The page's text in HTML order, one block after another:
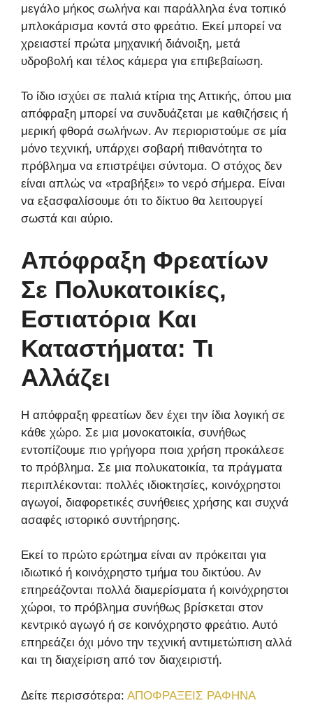
μεγάλο μήκος σωλήνα και παράλληλα ένα τοπικό
μπλοκάρισμα κοντά στο φρεάτιο. Εκεί μπορεί να
χρειαστεί πρώτα μηχανική διάνοιξη, μετά
υδροβολή και τέλος κάμερα για επιβεβαίωση.
Το ίδιο ισχύει σε παλιά κτίρια της Αττικής, όπου μια
απόφραξη μπορεί να συνδυάζεται με καθιζήσεις ή
μερική φθορά σωλήνων. Αν περιοριστούμε σε μία
μόνο τεχνική, υπάρχει σοβαρή πιθανότητα το
πρόβλημα να επιστρέψει σύντομα. Ο στόχος δεν
είναι απλώς να «τραβήξει» το νερό σήμερα. Είναι
να εξασφαλίσουμε ότι το δίκτυο θα λειτουργεί
σωστά και αύριο.
Απόφραξη Φρεατίων
Σε Πολυκατοικίες,
Εστιατόρια Και
Καταστήματα: Τι
Αλλάζει
Η απόφραξη φρεατίων δεν έχει την ίδια λογική σε
κάθε χώρο. Σε μια μονοκατοικία, συνήθως
εντοπίζουμε πιο γρήγορα ποια χρήση προκάλεσε
το πρόβλημα. Σε μια πολυκατοικία, τα πράγματα
περιπλέκονται: πολλές ιδιοκτησίες, κοινόχρηστοι
αγωγοί, διαφορετικές συνήθειες χρήσης και συχνά
ασαφές ιστορικό συντήρησης.
Εκεί το πρώτο ερώτημα είναι αν πρόκειται για
ιδιωτικό ή κοινόχρηστο τμήμα του δικτύου. Αν
επηρεάζονται πολλά διαμερίσματα ή κοινόχρηστοι
χώροι, το πρόβλημα συνήθως βρίσκεται στον
κεντρικό αγωγό ή σε κοινόχρηστο φρεάτιο. Αυτό
επηρεάζει όχι μόνο την τεχνική αντιμετώπιση αλλά
και τη διαχείριση από τον διαχειριστή.
Δείτε περισσότερα: ΑΠΟΦΡΑΞΕΙΣ ΡΑΦΗΝΑ